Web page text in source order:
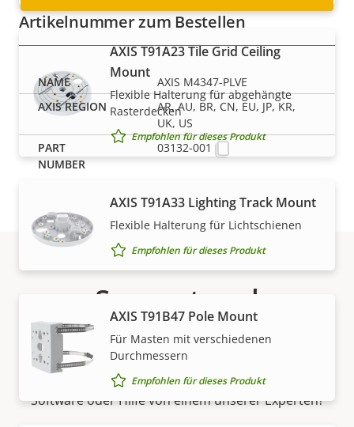
AXIS T91A23 Tile Grid Ceiling
Mount
Flexible Halterung für abgehängte
Rasterdecken
Empfohlen für dieses Produkt
AXIS T91A33 Lighting Track Mount
Flexible Halterung für Lichtschienen
Empfohlen für dieses Produkt
AXIS T91B47 Pole Mount
Für Masten mit verschiedenen
Durchmessern
Empfohlen für dieses Produkt
Artikelnummer zum Bestellen
AXIS M4347-PLVE
AR, AU, BR, CN, EU, JP, KR,
UK, US
03132-001
Support und
Ressourcen
Benötigen Sie Informationen zu Produkten von Axis,
Software oder Hilfe von einem unserer Experten?